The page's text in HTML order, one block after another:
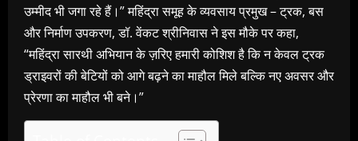
उम्मीद भी जगा रहे हैं।” महिंद्रा समूह के व्यवसाय प्रमुख – ट्रक, बस
और निर्माण उपकरण, डॉ. वेंकट श्रीनिवास ने इस मौके पर कहा,
“महिंद्रा सारथी अभियान के ज़रिए हमारी कोशिश है कि न केवल ट्रक
ड्राइवरों की बेटियों को आगे बढ़ने का माहौल मिले बल्कि नए अवसर और
प्रेरणा का माहौल भी बने।”